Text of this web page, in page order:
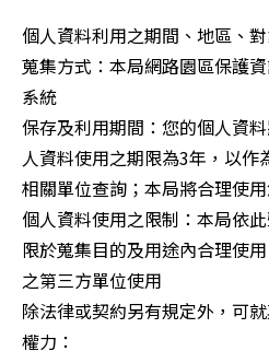
個人資料利用之期間、地區、對
蒐集方式：本局網路園區保護
系統
保存及利用期間：您的個人資
人資料使用之期限為3年，以作
相關單位查詢；本局將合理使
個人資料使用之限制：本局依
限於蒐集目的及用途內合理使
之第三方單位使用
除法律或契約另有規定外，可
權力：